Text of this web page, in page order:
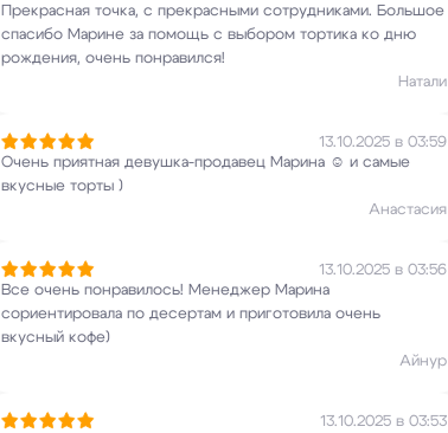
Прекрасная точка, с прекрасными сотрудниками. Большое
спасибо Марине за помощь с выбором тортика ко дню
рождения, очень понравился!
Натали
13.10.2025 в 03:59
Очень приятная девушка-продавец Марина ☺️ и самые
вкусные торты )
Анастасия
13.10.2025 в 03:56
Все очень понравилось! Менеджер Марина
сориентировала по десертам и приготовила очень
вкусный кофе)
Айнур
13.10.2025 в 03:53